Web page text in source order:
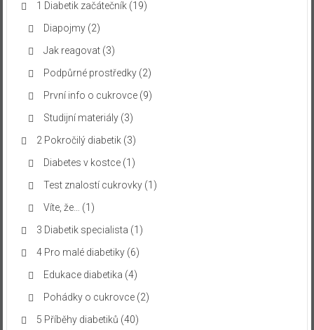
1 Diabetik začátečník(19)
Diapojmy(2)
Jak reagovat(3)
Podpůrné prostředky(2)
První info o cukrovce(9)
Studijní materiály(3)
2 Pokročilý diabetik(3)
Diabetes v kostce(1)
Test znalostí cukrovky(1)
Víte, že…
(1)
3 Diabetik specialista (1)
4 Pro malé diabetiky(6)
Edukace diabetika (4)
Pohádky o cukrovce(2)
5 Příběhy diabetiků (40)